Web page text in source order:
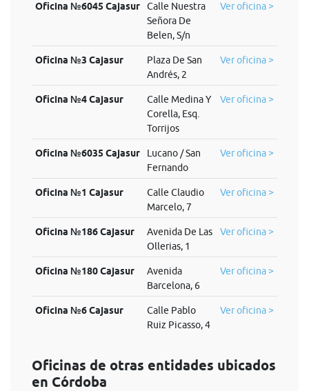
Oficina №6045 Cajasur
Calle Nuestra
Señora De
Belen, S/n
Ver oficina >
Oficina №3 Cajasur
Plaza De San
Andrés, 2
Ver oficina >
Oficina №4 Cajasur
Calle Medina Y
Corella, Esq.
Torrijos
Ver oficina >
Oficina №6035 Cajasur
Lucano / San
Fernando
Ver oficina >
Oficina №1 Cajasur
Calle Claudio
Marcelo, 7
Ver oficina >
Oficina №186 Cajasur
Avenida De Las
Ollerias, 1
Ver oficina >
Oficina №180 Cajasur
Avenida
Barcelona, 6
Ver oficina >
Oficina №6 Cajasur
Calle Pablo
Ruiz Picasso, 4
Ver oficina >
Oficinas de otras entidades ubicados
en Córdoba